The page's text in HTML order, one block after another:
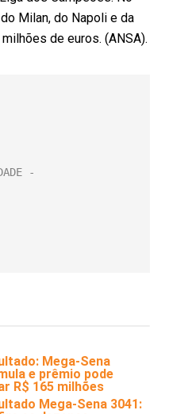
Milan, do Napoli e da
de euros. (ANSA).